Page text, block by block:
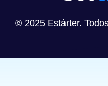
© 2025 Estárter.